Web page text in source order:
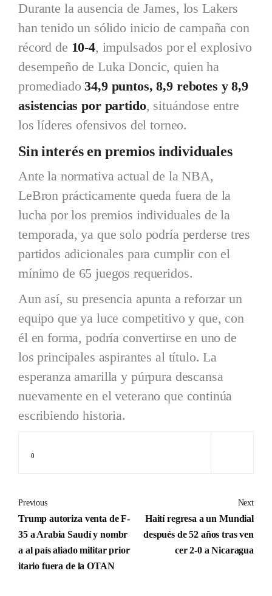
Durante la ausencia de James, los Lakers
han tenido un sólido inicio de campaña con
récord de 10-4, impulsados por el explosivo
desempeño de Luka Doncic, quien ha
promediado34,9 puntos, 8,9 rebotes y 8,9
asistencias por partido, situándose entre
los líderes ofensivos del torneo.
Sin interés en premios individuales
Ante la normativa actual de la NBA,
LeBron prácticamente queda fuera de la
lucha por los premios individuales de la
temporada, ya que solo podría perderse tres
partidos adicionales para cumplir con el
mínimo de 65 juegos requeridos.
Aun así, su presencia apunta a reforzar un
equipo que ya luce competitivo y que, con
él en forma, podría convertirse en uno de
los principales aspirantes al título. La
esperanza amarilla y púrpura descansa
nuevamente en el veterano que continúa
escribiendo historia.
0
Previous
Trump autoriza venta de F-
35 a Arabia Saudí y nombr
a al país aliado militar prior
itario fuera de la OTAN
Next
Haití regresa a un Mundial
después de 52 años tras ven
cer 2-0 a Nicaragua